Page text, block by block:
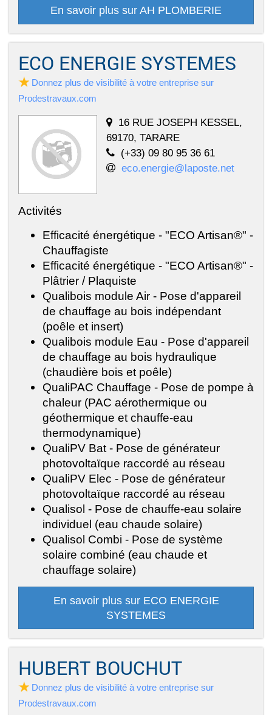
En savoir plus sur AH PLOMBERIE
ECO ENERGIE SYSTEMES
Donnez plus de visibilité à votre entreprise sur
Prodestravaux.com
16 RUE JOSEPH KESSEL,
69170, TARARE
(+33) 09 80 95 36 61
eco.energie@laposte.net
Activités
Efficacité énergétique - "ECO Artisan®" -
Chauffagiste
Efficacité énergétique - "ECO Artisan®" -
Plâtrier / Plaquiste
Qualibois module Air - Pose d'appareil
de chauffage au bois indépendant
(poêle et insert)
Qualibois module Eau - Pose d'appareil
de chauffage au bois hydraulique
(chaudière bois et poêle)
QualiPAC Chauffage - Pose de pompe à
chaleur (PAC aérothermique ou
géothermique et chauffe-eau
thermodynamique)
QualiPV Bat - Pose de générateur
photovoltaïque raccordé au réseau
QualiPV Elec - Pose de générateur
photovoltaïque raccordé au réseau
Qualisol - Pose de chauffe-eau solaire
individuel (eau chaude solaire)
Qualisol Combi - Pose de système
solaire combiné (eau chaude et
chauffage solaire)
En savoir plus sur ECO ENERGIE
SYSTEMES
HUBERT BOUCHUT
Donnez plus de visibilité à votre entreprise sur
Prodestravaux.com